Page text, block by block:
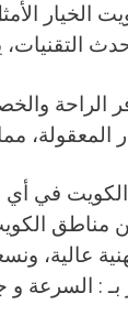
الخيار
الراحة
المعقولة،
في أي
مناطق
عالية،
بـ :